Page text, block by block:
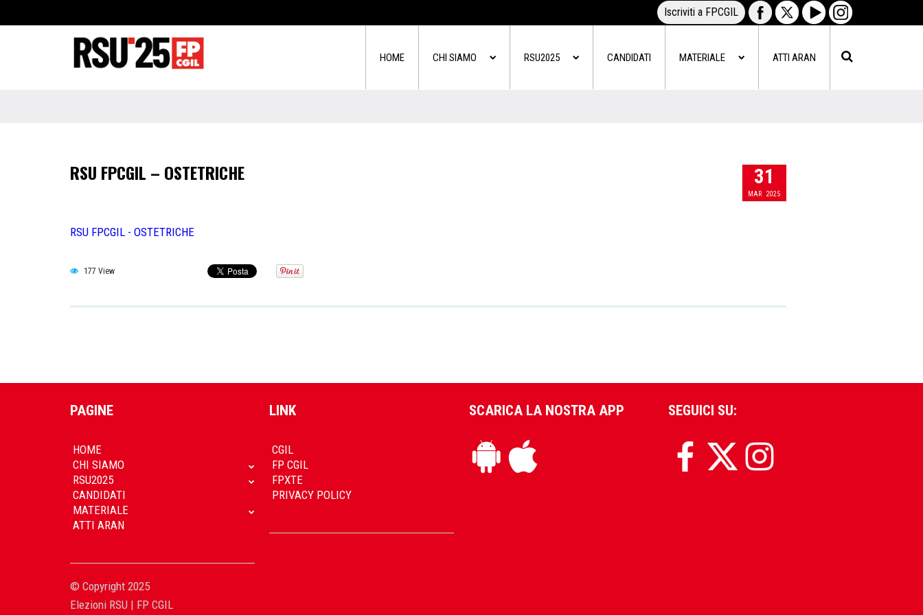
Iscriviti a FPCGIL
HOME CHI SIAMO RSU2025 CANDIDATI MATERIALE ATTI ARAN
RSU FPCGIL – OSTETRICHE 31
MAR 2025
RSU FPCGIL - OSTETRICHE
177 View
PAGINE
HOME
CHI SIAMO
RSU2025
CANDIDATI
MATERIALE
ATTI ARAN
© Copyright 2025
Elezioni RSU | FP CGIL
LINK
CGIL
FP CGIL
FPXTE
PRIVACY POLICY
SCARICA LA NOSTRA APP SEGUICI SU: